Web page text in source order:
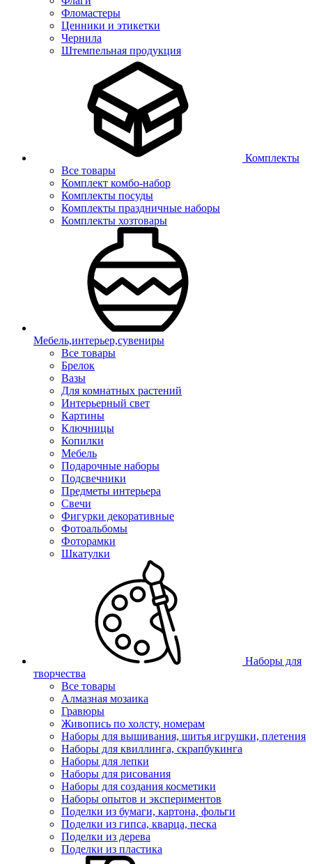
Фломастеры
Ценники и этикетки
Чернила
Штемпельная продукция
Комплекты
Все товары
Комплект комбо-набор
Комплекты посуды
Комплекты праздничные наборы
Комплекты хозтовары
Мебель,интерьер,сувениры
Все товары
Брелок
Вазы
Для комнатных растений
Интерьерный свет
Картины
Ключницы
Копилки
Мебель
Подарочные наборы
Подсвечники
Предметы интерьера
Свечи
Фигурки декоративные
Фотоальбомы
Фоторамки
Шкатулки
Наборы для
творчества
Все товары
Алмазная мозаика
Гравюры
Живопись по холсту, номерам
Наборы для вышивания, шитья игрушки, плетения
Наборы для квиллинга, скрапбукинга
Наборы для лепки
Наборы для рисования
Наборы для создания косметики
Наборы опытов и экспериментов
Поделки из бумаги, картона, фольги
Поделки из гипса, кварца, песка
Поделки из дерева
Поделки из пластика